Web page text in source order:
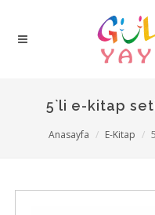
5`li e-kitap
Anasayfa E-Kitap